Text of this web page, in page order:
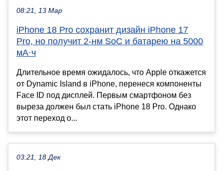
08:21, 13 Мар
iPhone 18 Pro сохранит дизайн iPhone 17
Pro, но получит 2-нм SoC и батарею на 5000
мА·ч
Длительное время ожидалось, что Apple откажется
от Dynamic Island в iPhone, перенеся компоненты
Face ID под дисплей. Первым смартфоном без
выреза должен был стать iPhone 18 Pro. Однако
этот переход о...
03:21, 18 Дек